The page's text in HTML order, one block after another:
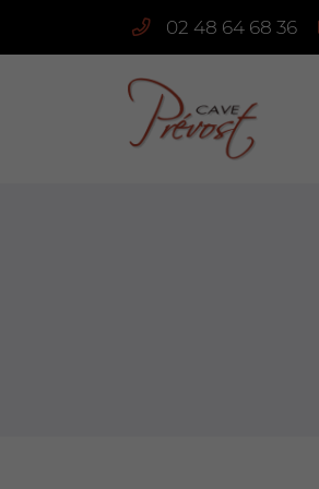
02 48 64 68 36
18110 Vignoux-sous-les-Aix
02 48 64 68 36